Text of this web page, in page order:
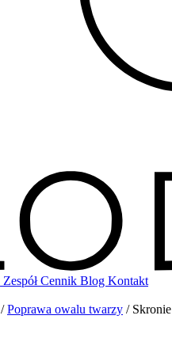
ZespółCennik Blog Kontakt
/ Poprawa owalu twarzy / Skronie